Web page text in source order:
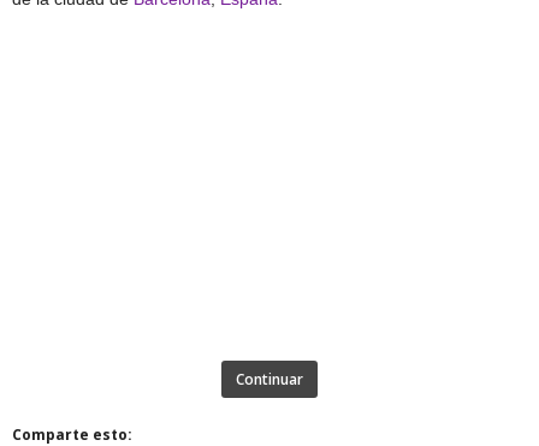
Continuar
Comparte esto: